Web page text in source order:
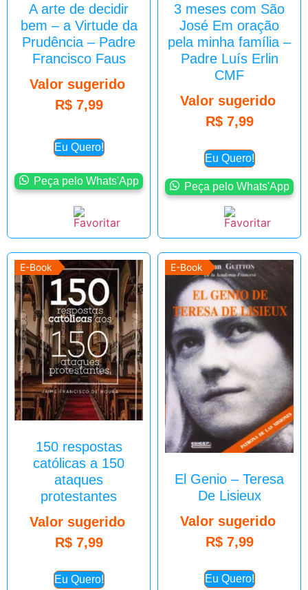
A arte de decidir
bem – a Virtude da
Prudência – Padre
Francisco Faus
Valor sugerido
R$7,99
Eu Quero!
Peça pelo Whats'App
3 meses com São
José Em oração
pela minha família –
Padre Luís Erlin
CMF
Valor sugerido
R$7,99
Eu Quero!
Peça pelo Whats'App
E-Book
150 respostas
católicas a 150
ataques
protestantes
Valor sugerido
R$7,99
Eu Quero!
E-Book
El Genio – Teresa
De Lisieux
Valor sugerido
R$7,99
Eu Quero!